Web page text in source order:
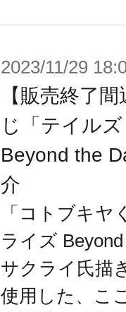
2023/11/29
【販売終了
じ「テイル
Beyond the
介
「コトブキ
ライズ
サクライ氏描
使用した、こ